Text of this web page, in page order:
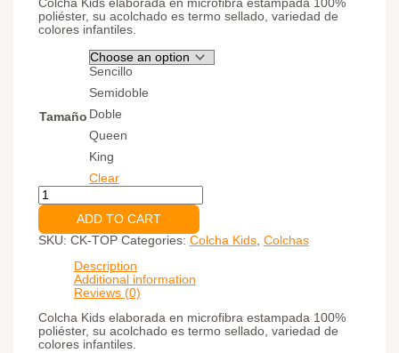
Colcha Kids elaborada en microfibra estampada 100%
poliéster, su acolchado es termo sellado, variedad de
colores infantiles.
Tamaño
Sencillo
Semidoble
Doble
Queen
King
Clear
Colcha
Piaris
Top
quantity
ADD TO CART
SKU: CK-TOP Categories: Colcha Kids, Colchas
Description
Additional information
Reviews (0)
Colcha Kids elaborada en microfibra estampada 100%
poliéster, su acolchado es termo sellado, variedad de
colores infantiles.